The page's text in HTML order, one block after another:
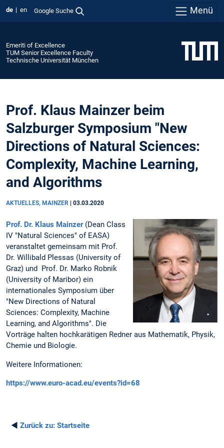
de en Google Suche Menü
Emeriti of Excellence
TUM Senior Excellence Faculty
Technische Universität München
Prof. Klaus Mainzer beim
Salzburger Symposium "New
Directions of Natural Sciences:
Complexity, Machine Learning,
and Algorithms
AKTUELLES, MAINZER 03.03.2020
Prof. Dr. Klaus Mainzer(Dean Class
IV "Natural Sciences" of EASA)
veranstaltet gemeinsam mit Prof.
Dr. Willibald Plessas (University of
Graz) und Prof. Dr. Marko Robnik
(University of Maribor) ein
internationales Symposium über
"New Directions of Natural
Sciences: Complexity, Machine
Learning, and Algorithms". Die
Vorträge halten hochkarätigen Redner aus Mathematik, Physik,
Chemie und Biologie.
Weitere Informationen:
https://www.euro-acad.eu/events?id=68
◄ Zurück zu: Startseite